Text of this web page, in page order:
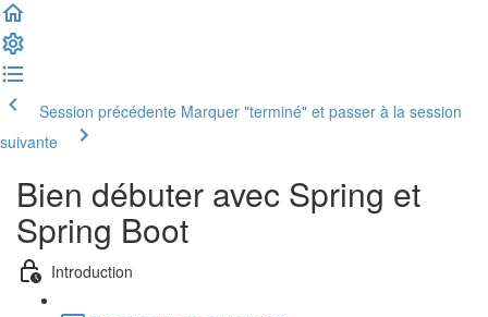
Session précédente Marquer "terminé" et passer à la session
suivante
Bien débuter avec Spring et
Spring Boot
Introduction